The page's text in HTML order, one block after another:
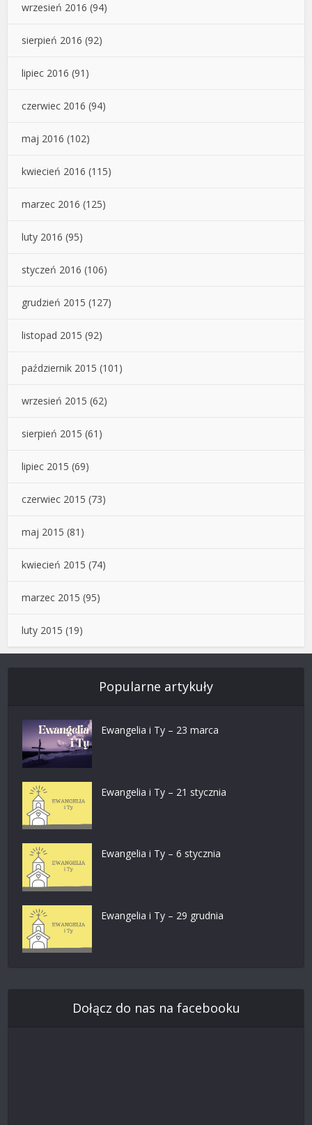
wrzesień 2016 (94)
sierpień 2016 (92)
lipiec 2016 (91)
czerwiec 2016 (94)
maj 2016 (102)
kwiecień 2016 (115)
marzec 2016 (125)
luty 2016 (95)
styczeń 2016 (106)
grudzień 2015 (127)
listopad 2015 (92)
październik 2015 (101)
wrzesień 2015 (62)
sierpień 2015 (61)
lipiec 2015 (69)
czerwiec 2015 (73)
maj 2015 (81)
kwiecień 2015 (74)
marzec 2015 (95)
luty 2015 (19)
Popularne artykuły
Ewangelia i Ty – 23 marca
Ewangelia i Ty – 21 stycznia
Ewangelia i Ty – 6 stycznia
Ewangelia i Ty – 29 grudnia
Dołącz do nas na facebooku